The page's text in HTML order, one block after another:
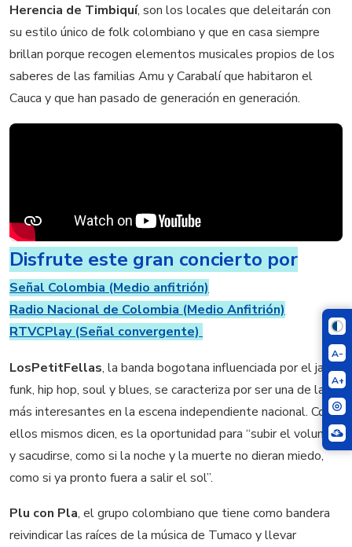
A-
A+
Herencia de Timbiquí, son los locales que deleitarán con
su estilo único de folk colombiano y que en casa siempre
brillan porque recogen elementos musicales propios de los
saberes de las familias Amu y Carabalí que habitaron el
Cauca y que han pasado de generación en generación.
Disfrute este gran concierto por
Señal Colombia (Medio anfitrión)
Radio Nacional de Colombia (Medio Anfitrión)
RTVCPlay (Señal convergente)
LosPetitFellas, la banda bogotana influenciada por el jazz,
funk, hip hop, soul y blues, se caracteriza por ser una de las
más interesantes en la escena independiente nacional. Como
ellos mismos dicen, es la oportunidad para “subir el volumen
y sacudirse, como si la noche y la muerte no dieran miedo,
como si ya pronto fuera a salir el sol”.
Plu con Pla, el grupo colombiano que tiene como bandera
reivindicar las raíces de la música de Tumaco y llevar